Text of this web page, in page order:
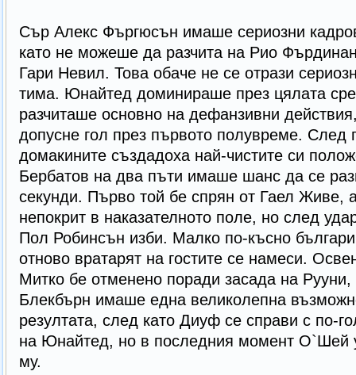
Сър Алекс Фъргюсън имаше сериозни
като не можеше да разчита на Рио
Гари Невил. Това обаче не се отрази
тима. Юнайтед доминираше през цялата
разчиташе основно на дефанзивни
допусне гол през първото полувреме. След
домакините създадоха най-чистите си
Бербатов на два пъти имаше шанс да се
секунди. Първо той бе спрян от Гаел Живе,
непокрит в наказателното поле, но след
Пол Робинсън изби. Малко по-късно
отново вратарят на гостите се намеси.
Митко бе отменено поради засада на
Блекбърн имаше една великолепна
резултата, след като Диуф се справи с по-
на Юнайтед, но в последния момент О`Шей
му.